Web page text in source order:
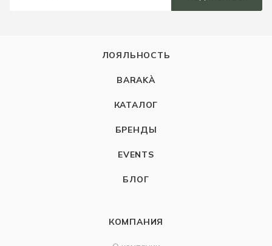
ЛОЯЛЬНОСТЬ
BARAKÀ
КАТАЛОГ
БРЕНДЫ
EVENTS
БЛОГ
КОМПАНИЯ